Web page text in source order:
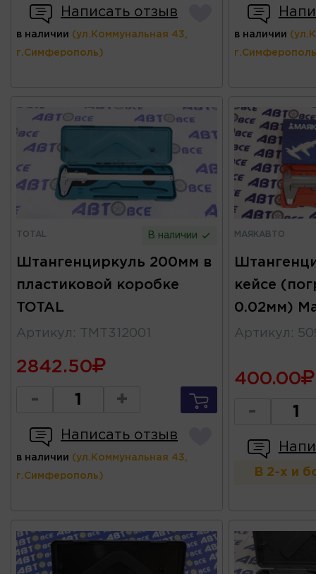
Написать отзыв
в наличии (ул.Коммунальная 43,
г.Симферополь)
в наличии
TOTAL В наличии
Штангенциркуль 200мм в
пластиковой коробке
TOTAL
Артикул : TMT312001
2842.50
- +
Написать отзыв
в наличии (ул.Коммунальная 43,
г.Симферополь)
МАЯКАВТО
кейсе
0.02мм)
Артикул :
400.00
-
В 2-х и